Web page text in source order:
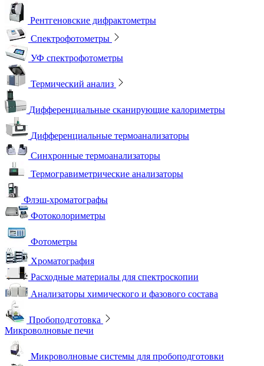
Рентгеновские дифрактометры
Спектрофотометры
УФ спектрофотометры
Термический анализ
Дифференциальные сканирующие калориметры
Дифференциальные термоанализаторы
Синхронные термоанализаторы
Термогравиметрические анализаторы
Флэш-хроматографы
Фотоколориметры
Фотометры
Хроматография
Расходные материалы для спектроскопии
Анализаторы химического и фазового состава
Пробоподготовка
Микроволновые печи
Микроволновые системы для пробоподготовки